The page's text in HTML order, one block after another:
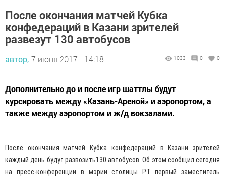
После окончания матчей Кубка
конфедераций в Казани зрителей
развезут 130 автобусов
автор, 7 июня 2017 - 14:18 1033 0 0
Дополнительно до и после игр шаттлы будут
курсировать между «Казань-Ареной» и аэропортом, а
также между аэропортом и ж/д вокзалами.
После окончания матчей Кубка конфедераций в Казани зрителей
каждый день будут развозить130 автобусов. Об этом сообщил сегодня
на пресс-конференции в мэрии столицы РТ первый заместитель